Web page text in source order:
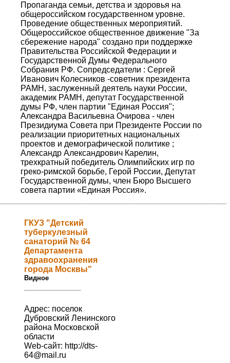
Пропаганда семьи, детства и здоровья на
общероссийском государственном уровне.
Проведение общественных мероприятий.
Общероссийское общественное движение "За
сбережение народа" создано при поддержке
Правительства Российской Федерации и
Государственной Думы Федерального
Собрания РФ. Сопредседатели : Сергей
Иванович Колесников -советник президента
РАМН, заслуженный деятель науки России,
академик РАМН, депутат Государственной
думы РФ, член партии "Единая Россия";
Александра Васильевна Очирова - член
Президиума Совета при Президенте России по
реализации приоритетных национальных
проектов и демографической политике ;
Александр Александрович Карелин,
трехкратный победитель Олимпийских игр по
греко-римской борьбе, Герой России, Депутат
Государственной думы, член Бюро Высшего
совета партии «Единая Россия».
ГКУЗ "Детский
туберкулезный
санаторий № 64
Департамента
здравоохранения
города Москвы"
Видное
Адрес: поселок
Дубровский Ленинского
района Московской
области
Web-сайт: http://dts-
64@mail.ru